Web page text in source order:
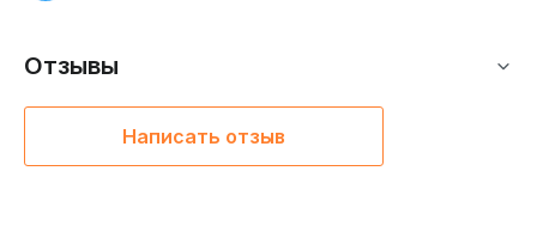
Отзывы
Написать отзыв